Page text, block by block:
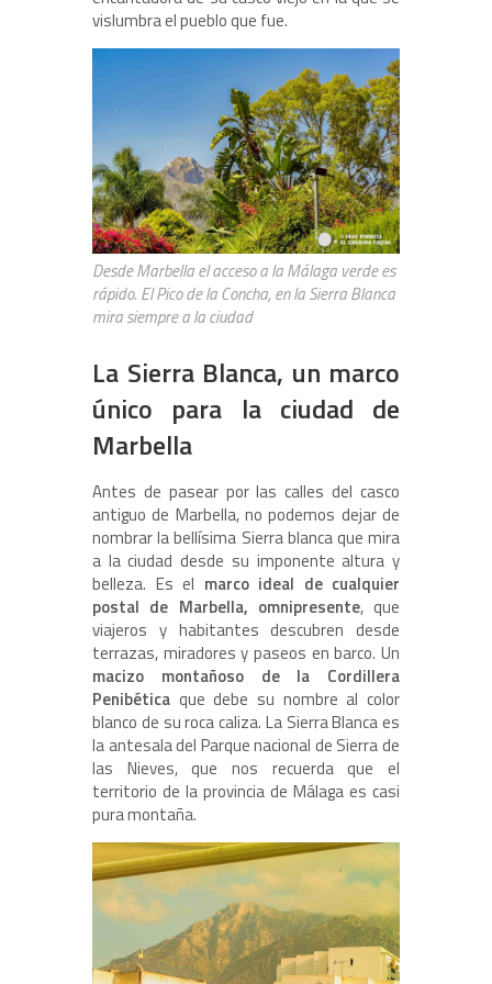
vislumbra el pueblo que fue.
Desde Marbella el acceso a la Málaga verde es
rápido. El Pico de la Concha, en la Sierra Blanca
mira siempre a la ciudad
La Sierra Blanca, un marco
único para la ciudad de
Marbella
Antes de pasear por las calles del casco
antiguo de Marbella, no podemos dejar de
nombrar la bellísima Sierra blanca que mira
a la ciudad desde su imponente altura y
belleza. Es el marco ideal de cualquier
postal de Marbella, omnipresente, que
viajeros y habitantes descubren desde
terrazas, miradores y paseos en barco. Un
macizo montañoso de la Cordillera
Penibética que debe su nombre al color
blanco de su roca caliza. La Sierra Blanca es
la antesala del Parque nacional de Sierra de
las Nieves, que nos recuerda que el
territorio de la provincia de Málaga es casi
pura montaña.